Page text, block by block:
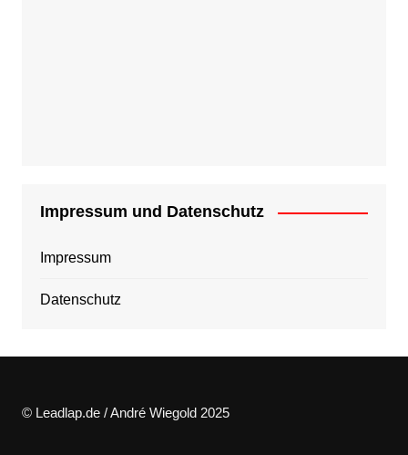
Impressum und Datenschutz
Impressum
Datenschutz
© Leadlap.de / André Wiegold 2025